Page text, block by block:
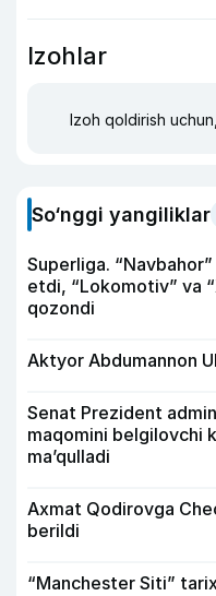
Izohlar
Izoh qoldirish
So‘nggi yangiliklar
Superliga. “Navbahor”
etdi, “Lokomotiv” va
qozondi
Aktyor Abdu­mannon
Senat Prezident
maqomini belgilovchi
ma’qulladi
Axmat Qodirovga
berildi
“Manchester Siti”